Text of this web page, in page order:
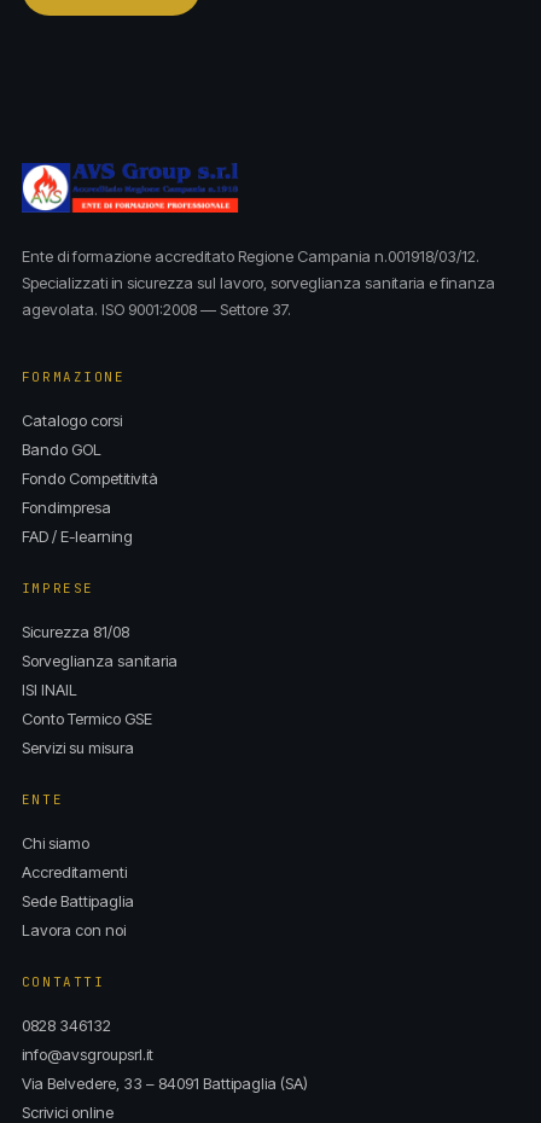
Ente di formazione accreditato Regione Campania n.001918/03/12.
Specializzati in sicurezza sul lavoro, sorveglianza sanitaria e finanza
agevolata. ISO 9001:2008 — Settore 37.
FORMAZIONE
Catalogo corsi
Bando GOL
Fondo Competitività
Fondimpresa
FAD / E-learning
IMPRESE
Sicurezza 81/08
Sorveglianza sanitaria
ISI INAIL
Conto Termico GSE
Servizi su misura
ENTE
Chi siamo
Accreditamenti
Sede Battipaglia
Lavora con noi
CONTATTI
0828 346132
info@avsgroupsrl.it
Via Belvedere, 33 – 84091 Battipaglia (SA)
Scrivici online